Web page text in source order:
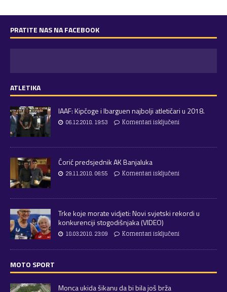
PRATITE NAS NA FACEBOOK
ATLETIKA
IAAF: Kipčoge i Ibarguen najbolji atletičari u 2018.
06.12.2018. 19:53 Komentari isključeni
Ćorić predsjednik AK Banjaluka
29.11.2018. 06:55 Komentari isključeni
Trke koje morate vidjeti: Novi svjetski rekordi u
konkurenciji stogodišnjaka (VIDEO)
18.03.2018. 23:09 Komentari isključeni
MOTO SPORT
Monca ukida šikanu da bi bila još brža